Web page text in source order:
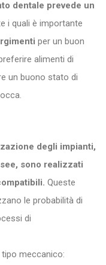
dentale prevede un
i quali è importante
per un buon
alimenti di
un buono stato di
degli impianti,
sono realizzati
Queste
le probabilità di
di
meccanico: